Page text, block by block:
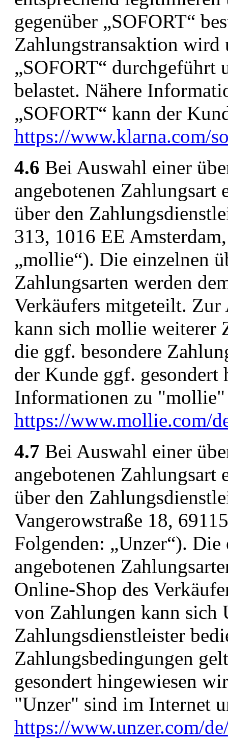
gegenüber „SOFORT“
Zahlungstransaktion wird
„SOFORT“ durchgeführt
belastet. Nähere
„SOFORT“ kann der
https://www.klarna.com/
4.6 Bei Auswahl einer
angebotenen
über den
313, 1016 EE
„mollie“). Die einzelnen
Zahlungsarten werden
Verkäufers mitgeteilt.
kann sich mollie weiterer
die ggf. besondere
der Kunde ggf.
Informationen zu
https://www.mollie.com/
4.7 Bei Auswahl einer
angebotenen
über den
Vangerowstraße 18,
Folgenden: „Unzer“).
angebotenen
Online-Shop des
von Zahlungen kann sich
Zahlungsdienstleister
Zahlungsbedingungen
gesondert hingewiesen
"Unzer" sind im Internet
https://www.unzer.com/